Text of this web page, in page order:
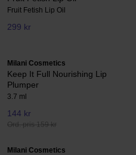
Fruit Fetish Lip Oil
299 kr
Milani Cosmetics
Keep It Full Nourishing Lip
Plumper
3.7 ml
144 kr
Ord. pris 159 kr
Milani Cosmetics